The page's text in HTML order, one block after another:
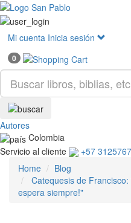
Mi cuenta Inicia sesión
0
Autores
Colombia
Servicio al cliente
+57
Home
Blog
Catequesis de
espera siempre!"